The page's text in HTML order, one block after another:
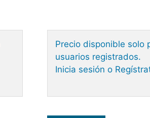
Precio disponible solo
usuarios registrados.
Inicia sesión o